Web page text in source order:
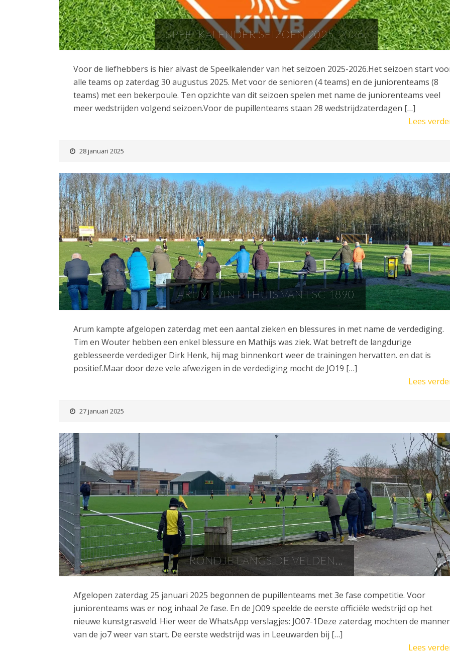
SPEELKALENDER SEIZOEN 2025-2026.
Voor de liefhebbers is hier alvast de Speelkalender van het seizoen 2025-2026.Het seizoen start
alle teams op zaterdag 30 augustus 2025. Met voor de senioren (4 teams) en de juniorenteams (8
teams) met een bekerpoule. Ten opzichte van dit seizoen spelen met name de juniorenteams veel
meer wedstrijden volgend seizoen.Voor de pupillenteams staan 28 wedstrijdzaterdagen […]
Lees
28 januari 2025
ARUM WINT THUIS VAN LSC 1890
Arum kampte afgelopen zaterdag met een aantal zieken en blessures in met name de verdediging.
Tim en Wouter hebben een enkel blessure en Mathijs was ziek. Wat betreft de langdurige
geblesseerde verdediger Dirk Henk, hij mag binnenkort weer de trainingen hervatten. en dat is
positief.Maar door deze vele afwezigen in de verdediging mocht de JO19 […]
Lees
27 januari 2025
RONDJE LANGS DE VELDEN…
Afgelopen zaterdag 25 januari 2025 begonnen de pupillenteams met 3e fase competitie. Voor
juniorenteams was er nog inhaal 2e fase. En de JO09 speelde de eerste officiële wedstrijd op het
nieuwe kunstgrasveld. Hier weer de WhatsApp verslagjes: JO07-1Deze zaterdag mochten de
van de jo7 weer van start. De eerste wedstrijd was in Leeuwarden bij […]
Lees